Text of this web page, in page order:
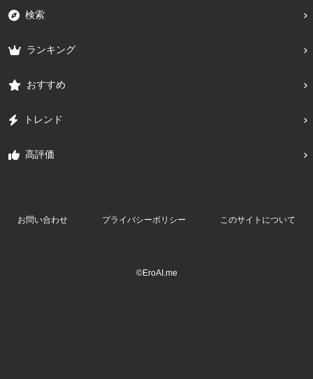
検索
ランキング
おすすめ
トレンド
高評価
お問い合わせ プライバシーポリシー このサイトについて
©EroAI.me